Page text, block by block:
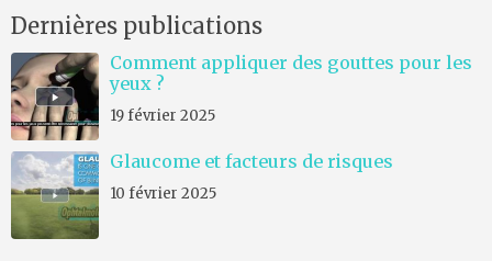
t
*
Dernières publications
Comment appliquer des gouttes pour les
yeux ?
19 février 2025
Glaucome et facteurs de risques
10 février 2025